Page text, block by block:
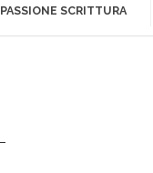
PASSIONE SCRITTURA